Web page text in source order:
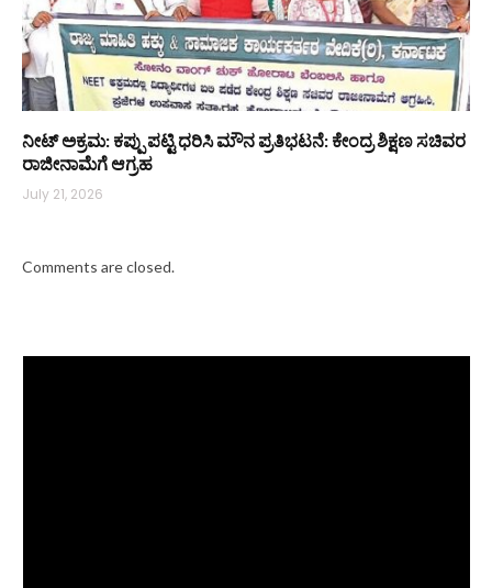
ನೀಟ್ ಅಕ್ರಮ: ಕಪ್ಪು ಪಟ್ಟಿ ಧರಿಸಿ ಮೌನ ಪ್ರತಿಭಟನೆ: ಕೇಂದ್ರ ಶಿಕ್ಷಣ ಸಚಿವರ
ರಾಜೀನಾಮೆಗೆ ಆಗ್ರಹ
July 21, 2026
Comments are closed.